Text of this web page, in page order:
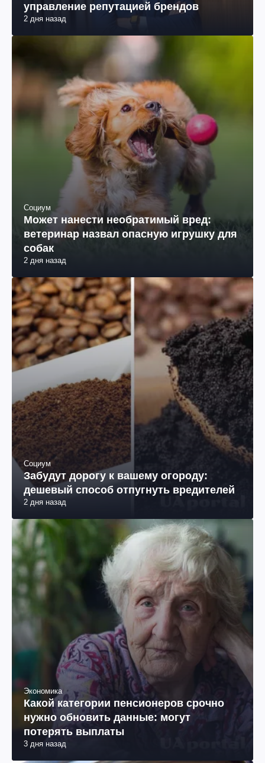
управление репутацией брендов
2 дня назад
Социум
Может нанести необратимый вред:
ветеринар назвал опасную игрушку для
собак
2 дня назад
Социум
Забудут дорогу к вашему огороду:
дешевый способ отпугнуть вредителей
2 дня назад
Экономика
Какой категории пенсионеров срочно
нужно обновить данные: могут
потерять выплаты
3 дня назад